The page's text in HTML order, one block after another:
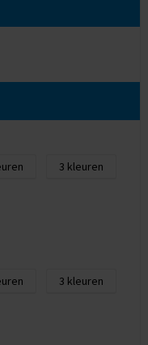
3
3